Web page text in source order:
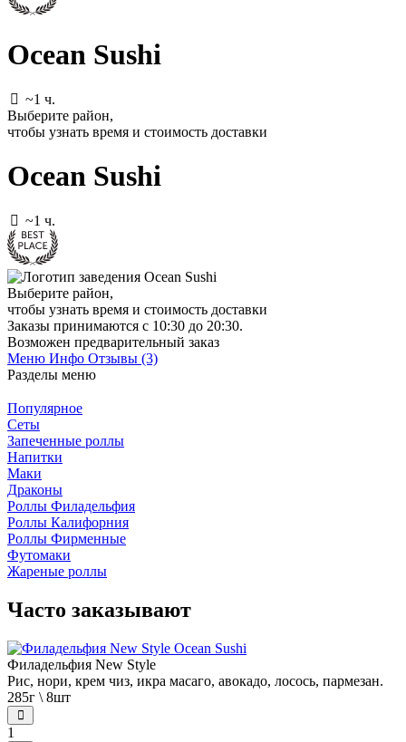
Ocean Sushi
~1 ч.
Выберите район,
чтобы узнать время и стоимость доставки
Ocean Sushi
~1 ч.
Выберите район,
чтобы узнать время и стоимость доставки
Заказы принимаются c 10:30 до 20:30.
Возможен предварительный заказ
Меню Инфо Отзывы (3)
Разделы меню
Популярное
Сеты
Запеченные роллы
Напитки
Маки
Драконы
Роллы Филадельфия
Роллы Калифорния
Роллы Фирменные
Футомаки
Жареные роллы
Часто заказывают
Филадельфия New Style
Рис, нори, крем чиз, икра масаго, авокадо, лосось, пармезан.
285г \ 8шт
1